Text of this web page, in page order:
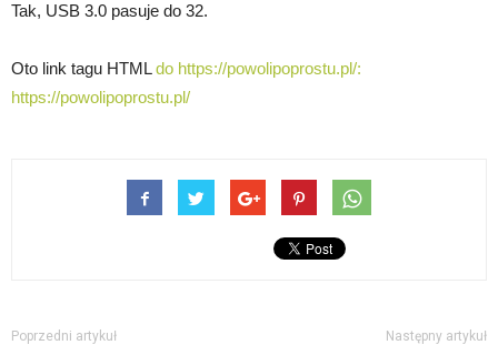
Tak, USB 3.0 pasuje do 32.
Oto link tagu HTMLdo https://powolipoprostu.pl/:
https://powolipoprostu.pl/
Poprzedni artykuł Następny artykuł